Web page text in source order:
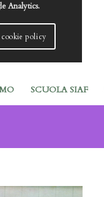
SCUOLA SIAF
Analytics.
cookie policy